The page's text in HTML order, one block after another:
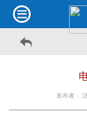
发布者： [